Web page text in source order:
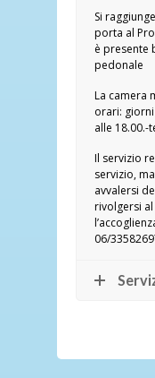
Si
porta al
è presente
pedonale
La camera
orari:
alle 18.00.-
Il servizio
servizio,
avvalersi
rivolgersi
06/